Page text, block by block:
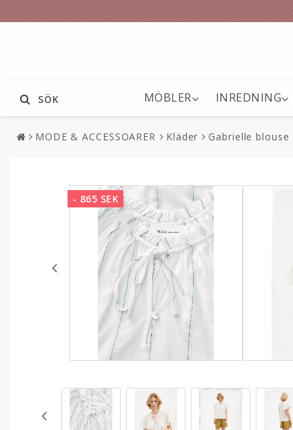
MÖBLER INREDNING
SÖK
MODE & ACCESSOARER Kläder Gabrielle
- 865 SEK